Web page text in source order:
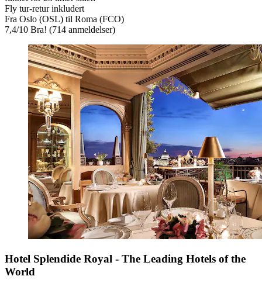
Fly tur-retur inkludert
Fra Oslo (OSL) til Roma (FCO)
7,4/10 Bra! (714 anmeldelser)
Hotel Splendide Royal - The Leading Hotels of the
World